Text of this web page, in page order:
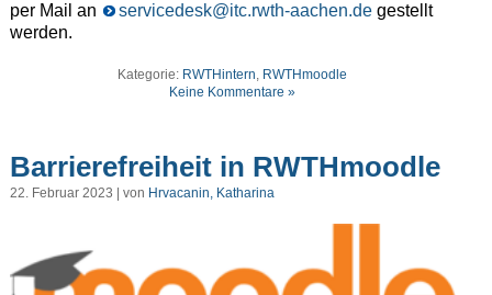
per Mail an
servicedesk@itc.rwth-aachen.degestellt
werden.
Kategorie: RWTHintern, RWTHmoodle
Keine Kommentare »
Barrierefreiheit in RWTHmoodle
22. Februar 2023 | von Hrvacanin, Katharina